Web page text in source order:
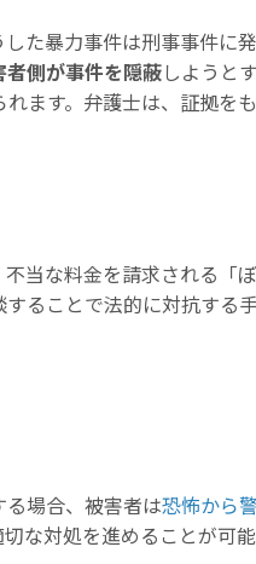
た暴力事件は刑事事件に
者側が事件を隠蔽しようと
ます。弁護士は、証拠を
当な料金を請求される「
ることで法的に対抗する
場合、被害者は恐怖から
対処を進めることが可